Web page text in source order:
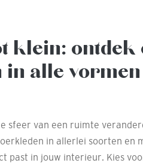
klein: ontdek
alle vormen
sfeer van een ruimte
in allerlei soorten en
past in jouw interieur. Kies